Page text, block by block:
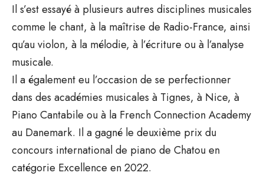
Il s’est essayé à plusieurs autres disciplines musicales
comme le chant, à la maîtrise de Radio-France, ainsi
qu’au violon, à la mélodie, à l’écriture ou à l’analyse
musicale.
Il a également eu l’occasion de se perfectionner
dans des académies musicales à Tignes, à Nice, à
Piano Cantabile ou à la French Connection Academy
au Danemark. Il a gagné le deuxième prix du
concours international de piano de Chatou en
catégorie Excellence en 2022.